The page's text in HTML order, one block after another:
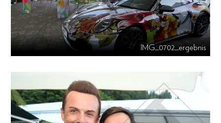
IMG_0702_ergebnis